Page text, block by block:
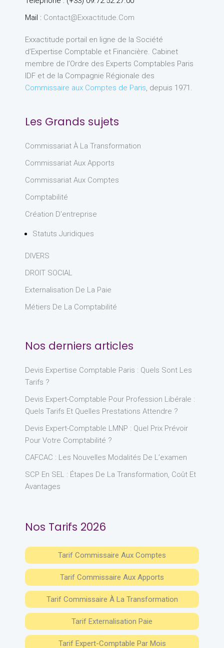
Mail : Contact@exxactitude.com
Exxactitude portail en ligne de la Société
d’Expertise Comptable et Financière. Cabinet
membre de l’Ordre des Experts Comptables Paris
IDF et de la Compagnie Régionale des
Commissaire aux Comptes de Paris, depuis 1971.
Les Grands sujets
Commissariat À La Transformation
Commissariat Aux Apports
Commissariat Aux Comptes
Comptabilité
Création D'entreprise
Statuts Juridiques
DIVERS
DROIT SOCIAL
Externalisation De La Paie
Métiers De La Comptabilité
Nos derniers articles
Devis Expertise Comptable Paris : Quels Sont Les
Tarifs ?
Devis Expert-Comptable Pour Profession Libérale :
Quels Tarifs Et Quelles Prestations Attendre ?
Devis Expert-Comptable LMNP : Quel Prix Prévoir
Pour Votre Comptabilité ?
CAFCAC : Les Nouvelles Modalités De L’examen
SCP En SEL : Étapes De La Transformation, Coût Et
Avantages
Nos Tarifs 2026
Tarif Commissaire Aux Comptes
Tarif Commissaire Aux Apports
Tarif Commissaire À La Transformation
Tarif Externalisation Paie
Tarif Expert-Comptable Par Mois